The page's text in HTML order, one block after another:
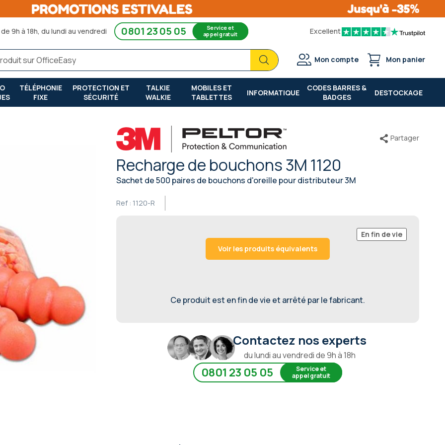
9h à 18h, du lundi au vendredi 0801 23 05 05 Service et
appel gratuit Excellent
Chercher
Chercher
Mon compte Mon panier
TÉLÉPHONIE
FIXE
PROTECTION ET
SÉCURITÉ
TALKIE
WALKIE
MOBILES ET
TABLETTES
INFORMATIQUE
CODES BARRES &
BADGES
DESTOCKAGE
Recharge de bouchons 3M 1120
Sachet de 500 paires de bouchons d'oreille pour distributeur 3M
Ref : 1120-R
Partager
En fin de vie
Voir les produits équivalents
Ce produit est en fin de vie et arrêté par le fabricant.
Contactez nos experts
du lundi au vendredi de 9h à 18h
0801 23 05 05
Service et
appel gratuit